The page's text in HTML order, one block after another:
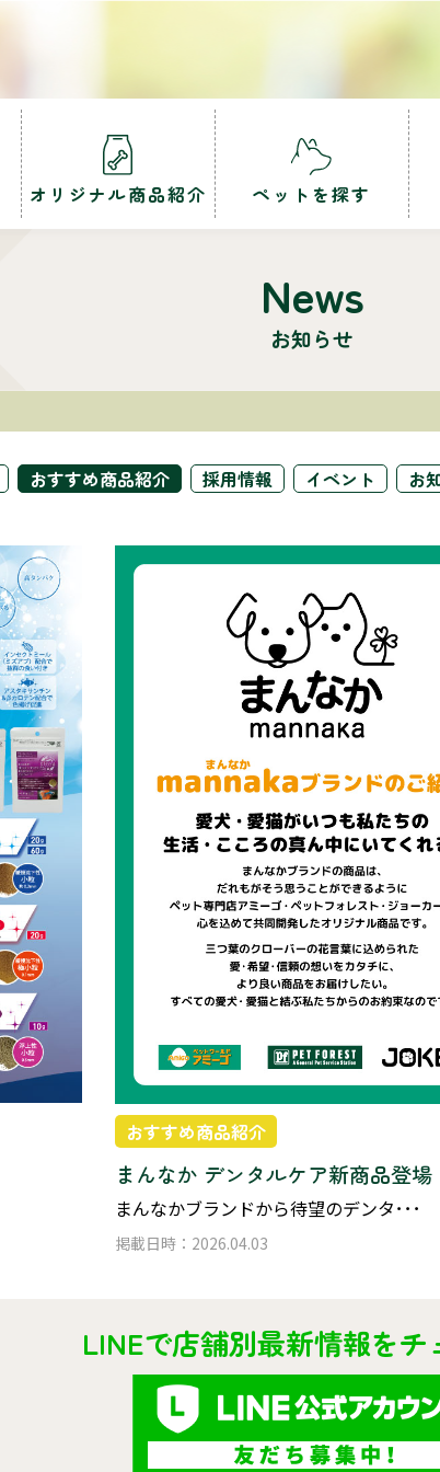
オリジナル商品紹介 ペットを探す
News
お知らせ
おすすめ商品紹介 採用情報 イベント お
おすすめ商品紹介
まんなか デンタルケア新商品登場
まんなかブランドから待望のデンタ･･･
掲載日時：2026.04.03
LINEで店舗別最新情報をチ